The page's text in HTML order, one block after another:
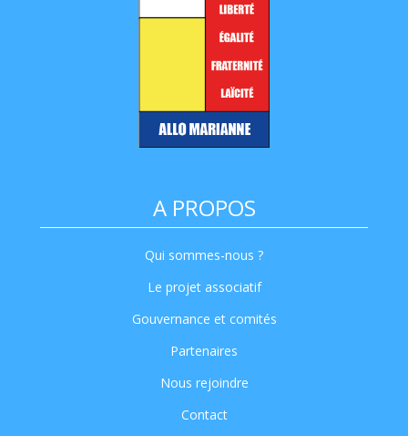
A PROPOS
Qui sommes-nous ?
Le projet associatif
Gouvernance et comités
Partenaires
Nous rejoindre
Contact